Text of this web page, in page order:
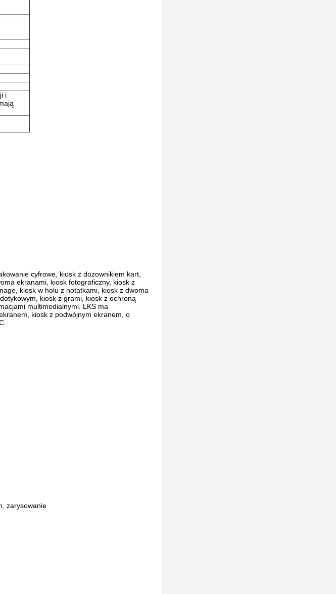
i
cyfrowe, kiosk z dozownikiem kart,
ekranami, kiosk fotograficzny, kiosk z
kiosk w holu z notatkami, kiosk z dwoma
kiosk z grami, kiosk z ochroną
multimedialnymi. LKS ma
kiosk z podwójnym ekranem, o
zarysowanie